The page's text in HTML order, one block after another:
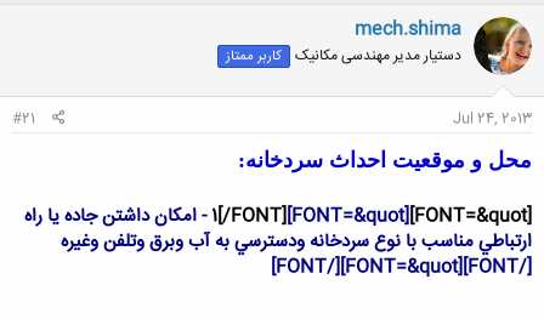
mech.shima
دستیار مدیر مهندسی مکانیک کاربر ممتاز
Jul 24, 2013
#21
محل و موقعیت احداث سردخانه:
[FONT=&quot]1[/FONT]
[FONT=&quot] - امكان داشتن جاده يا راه
ارتباطي مناسب با نوع سردخانه ودسترسي به آب وبرق وتلفن وغيره
[/FONT]
[FONT=&quot][/FONT]